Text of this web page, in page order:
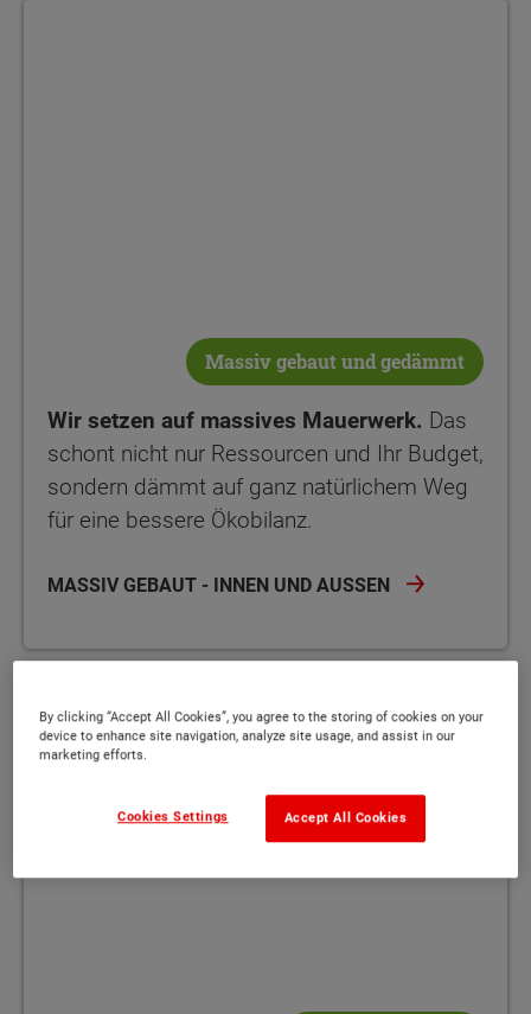
Massiv gebaut und gedämmt
Wir setzen auf massives Mauerwerk. Das
schont nicht nur Ressourcen und Ihr Budget,
sondern dämmt auf ganz natürlichem Weg
für eine bessere Ökobilanz.
MASSIV GEBAUT - INNEN UND AUSSEN
By clicking “Accept All Cookies”, you agree to the storing of cookies on your
device to enhance site navigation, analyze site usage, and assist in our
marketing efforts.
Accept All Cookies
Cookies Settings